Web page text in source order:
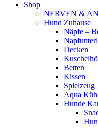
Shop
NERVEN &
Hund Zuhause
Näpfe –
Decken
Betten
Kissen
Spielzeug
Aqua
Hunde